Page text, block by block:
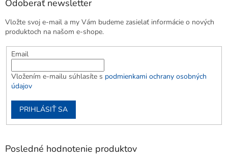
Odoberať newsletter
Vložte svoj e-mail a my Vám budeme zasielať informácie o nových
produktoch na našom e-shope.
Email
Vložením e-mailu súhlasíte s podmienkami ochrany osobných
údajov
PRIHLÁSIŤ SA
Posledné hodnotenie produktov